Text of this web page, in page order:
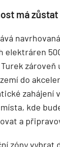
má
elektráren
zároveň
do
zahájení
kde
a
zóny vybrat